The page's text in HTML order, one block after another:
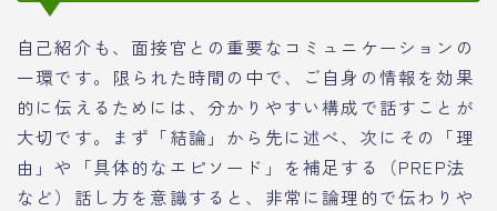
自己紹介も、面接官との重要なコミュニケーションの
一環です。限られた時間の中で、ご自身の情報を効果
的に伝えるためには、分かりやすい構成で話すことが
大切です。まず「結論」から先に述べ、次にその「理
由」や「具体的なエピソード」を補足する（PREP法
など）話し方を意識すると、非常に論理的で伝わりや